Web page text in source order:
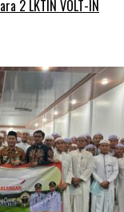
2 LKTIN VOLT-IN